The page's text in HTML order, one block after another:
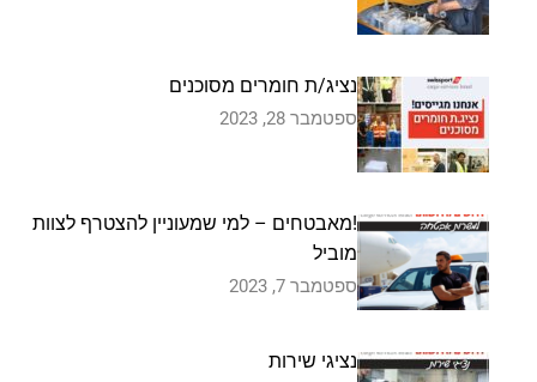
נציג/ת חומרים מסוכנים
ספטמבר 28, 2023
!מאבטחים – למי שמעוניין להצטרף לצוות
מוביל
ספטמבר 7, 2023
נציגי שירות